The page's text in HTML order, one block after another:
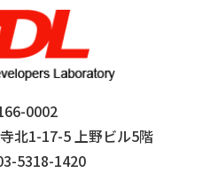
0002
北1-17-5 上野ビル5階
5318-1420